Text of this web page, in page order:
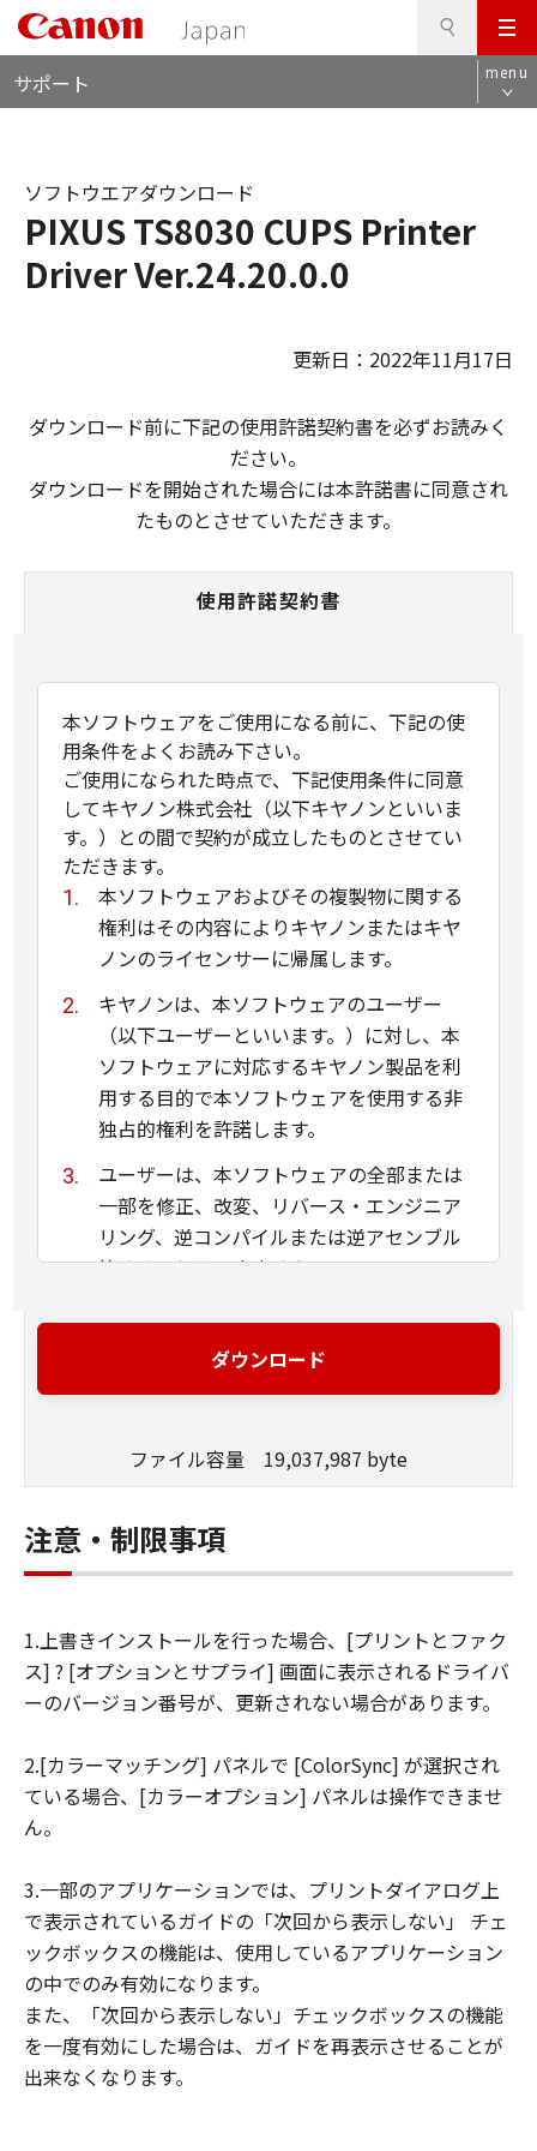
メ
ニ
ュ
サポート menu
PIXUS TS8030 CUPS Printer
Driver Ver.24.20.0.0
ソフトウエアダウンロード
更新日：2022年11月17日
ダウンロード前に下記の使用許諾契約書を必ずお読みく
ださい。
ダウンロードを開始された場合には本許諾書に同意され
たものとさせていただきます。
使用許諾契約書
本ソフトウェアをご使用になる前に、下記の使
用条件をよくお読み下さい。
ご使用になられた時点で、下記使用条件に同意
してキヤノン株式会社（以下キヤノンといいま
す。）との間で契約が成立したものとさせてい
ただきます。
本ソフトウェアおよびその複製物に関する
権利はその内容によりキヤノンまたはキヤ
ノンのライセンサーに帰属します。
キヤノンは、本ソフトウェアのユーザー
（以下ユーザーといいます。）に対し、本
ソフトウェアに対応するキヤノン製品を利
用する目的で本ソフトウェアを使用する非
独占的権利を許諾します。
ユーザーは、本ソフトウェアの全部または
一部を修正、改変、リバース・エンジニア
リング、逆コンパイルまたは逆アセンブル
等することはできません。
ン株式会社およびキヤノンのライセンサー
は、本ソフトウェアがユーザーの特定の目
がないこと、その他本ソフトウェアに関し
キヤノン、キヤノンマーケティングジャパ
ン株式会社およびキヤノンのライセンサー
連して生ずる直接的または間接的な損失、
損害等について、いかなる場合においても
一切の責任を負いません。
府より必要な許可等を得ることなしに、本
ソフトウェアの全部または一部を、直接ま
ダウンロード
ファイル容量 19,037,987 byte
注意・制限事項
1.上書きインストールを行った場合、[プリントとファク
ス] ? [オプションとサプライ] 画面に表示されるドライバ
ーのバージョン番号が、更新されない場合があります。
2.[カラーマッチング] パネルで [ColorSync] が選択され
ている場合、[カラーオプション] パネルは操作できませ
ん。
3.一部のアプリケーションでは、プリントダイアログ上
で表示されているガイドの「次回から表示しない」 チェ
ックボックスの機能は、使用しているアプリケーション
の中でのみ有効になります。
また、「次回から表示しない」チェックボックスの機能
を一度有効にした場合は、ガイドを再表示させることが
出来なくなります。